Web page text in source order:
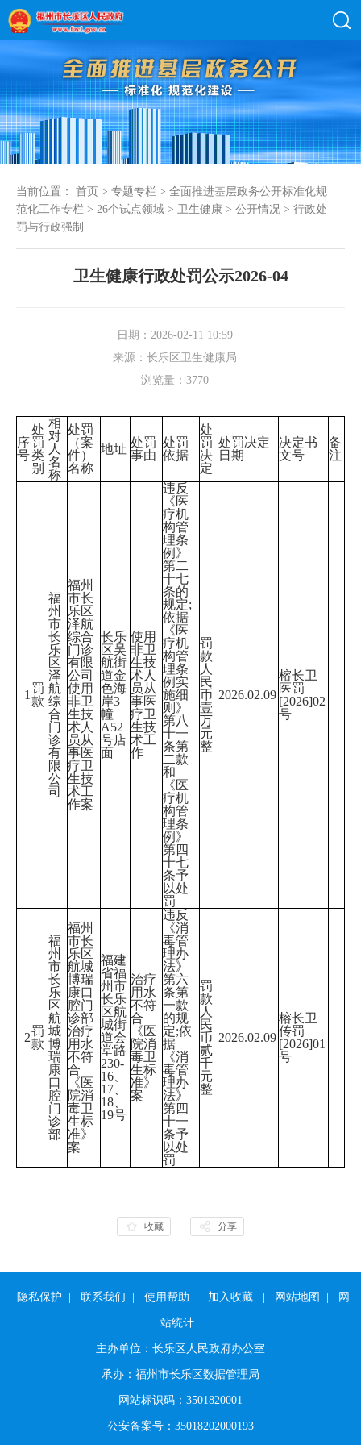
当前位置： 首页 > 专题专栏 > 全面推进基层政务公开标准化规
范化工作专栏 > 26个试点领域 > 卫生健康 > 公开情况 > 行政处
罚与行政强制
卫生健康行政处罚公示2026-04
日期：2026-02-11 10:59
来源：长乐区卫生健康局
浏览量： 3770
序
号
处
罚
类
别
相
对
人
名
称
处罚
（案
件）
名称
地址 处罚
事由
处罚
依据
处
罚
决
定
处罚决定
日期
决定书
文号
备
注
1 罚
款
福
州
市
长
乐
区
泽
航
综
合
门
诊
有
限
公
司
福州
市长
乐区
泽航
综合
门诊
有限
公司
使用
非卫
生技
术人
员从
事医
疗卫
生技
术工
作案
长乐
区吴
航街
道金
色海
岸3
幢
A52
号店
面
使用
非卫
生技
术人
员从
事医
疗卫
生技
术工
作
违反
《医
疗机
构管
理条
例》
第二
十七
条的
规定;
依据
《医
疗机
构管
理条
例实
施细
则》
第八
十一
条第
二款
和
《医
疗机
构管
理条
例》
第四
十七
条予
以处
罚
罚
款
人
民
币
壹
万
元
整
2026.02.09
榕长卫
医罚
[2026]02
号
2罚
款
福
州
市
长
乐
区
航
城
博
瑞
康
口
腔
门
诊
部
福州
市长
乐区
航城
博瑞
康口
腔门
诊部
治疗
用水
不符
合
《医
院消
毒卫
生标
准》
案
福建
省福
州市
长乐
区航
城街
道会
堂路
230-
16、
17、
18、
19号
治疗
用水
不符
合
《医
院消
毒卫
生标
准》
案
违反
《消
毒管
理办
法》
第六
条第
一款
的规
定;依
据
《消
毒管
理办
法》
第四
十一
条予
以处
罚
罚
款
人
民
币
贰
千
元
整
2026.02.09
榕长卫
传罚
[2026]01
号
收藏 分享
隐私保护 联系我们 使用帮助 加入收藏 网站地图 网
站统计
主办单位：长乐区人民政府办公室
承办：福州市长乐区数据管理局
网站标识码：3501820001
公安备案号：35018202000193